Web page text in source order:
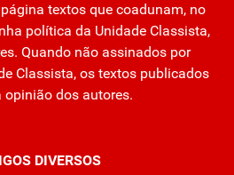
textos que coadunam, no
política da Unidade Classista,
Quando não assinados por
Classista, os textos publicados
opinião dos autores.
DIVERSOS